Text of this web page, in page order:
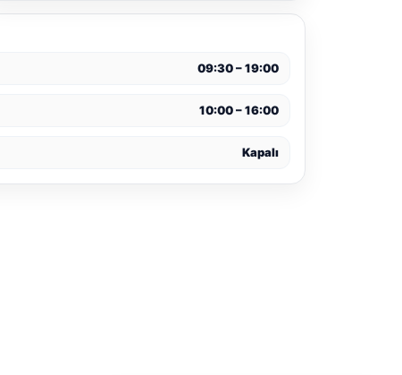
09:30 – 19:00
10:00 – 16:00
Kapalı